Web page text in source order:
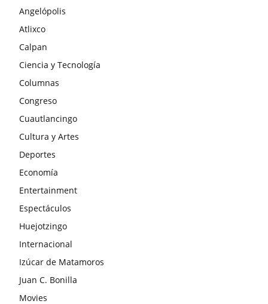
Angelópolis
Atlixco
Calpan
Ciencia y Tecnología
Columnas
Congreso
Cuautlancingo
Cultura y Artes
Deportes
Economía
Entertainment
Espectáculos
Huejotzingo
Internacional
Izúcar de Matamoros
Juan C. Bonilla
Movies